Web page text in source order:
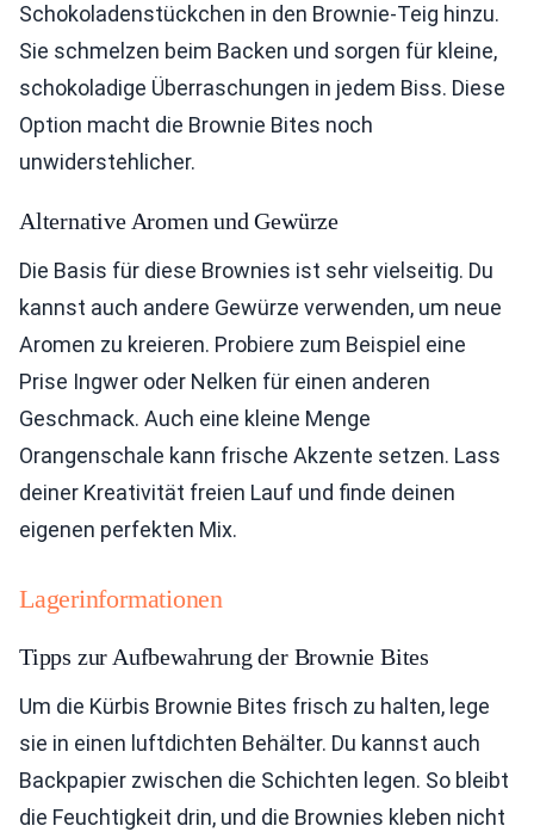
Schokoladenstückchen in den Brownie-Teig hinzu.
Sie schmelzen beim Backen und sorgen für kleine,
schokoladige Überraschungen in jedem Biss. Diese
Option macht die Brownie Bites noch
unwiderstehlicher.
Alternative Aromen und Gewürze
Die Basis für diese Brownies ist sehr vielseitig. Du
kannst auch andere Gewürze verwenden, um neue
Aromen zu kreieren. Probiere zum Beispiel eine
Prise Ingwer oder Nelken für einen anderen
Geschmack. Auch eine kleine Menge
Orangenschale kann frische Akzente setzen. Lass
deiner Kreativität freien Lauf und finde deinen
eigenen perfekten Mix.
Lagerinformationen
Tipps zur Aufbewahrung der Brownie Bites
Um die Kürbis Brownie Bites frisch zu halten, lege
sie in einen luftdichten Behälter. Du kannst auch
Backpapier zwischen die Schichten legen. So bleibt
die Feuchtigkeit drin, und die Brownies kleben nicht